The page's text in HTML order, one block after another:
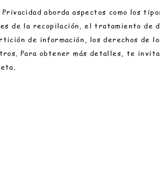
aborda aspectos como los
de la recopilación, el tratamiento de
de información, los derechos de
Para obtener más detalles, te